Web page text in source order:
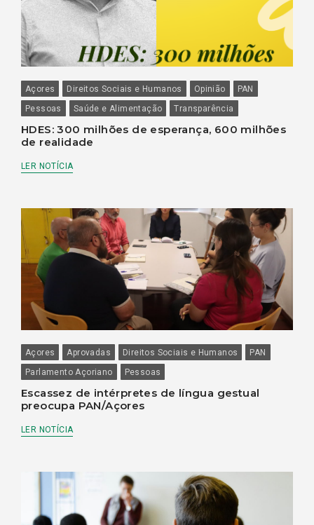
Açores Direitos Sociais e Humanos Opinião
PAN
Pessoas
Saúde e Alimentação Transparência
HDES: 300 milhões de esperança, 600 milhões
de realidade
LER NOTÍCIA
Açores Aprovadas Direitos Sociais e Humanos
PAN
Parlamento Açoriano
Pessoas
Escassez de intérpretes de língua gestual
preocupa PAN/Açores
LER NOTÍCIA